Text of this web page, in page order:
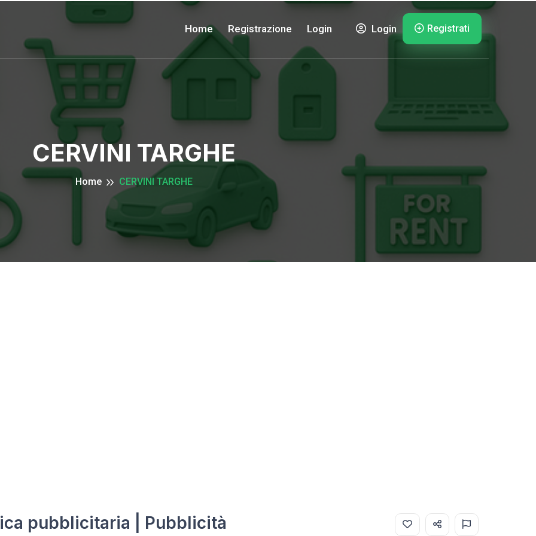
Home Registrazione Login Login Registrati
CERVINI TARGHE
Home CERVINI TARGHE
pubblicitaria | Pubblicità